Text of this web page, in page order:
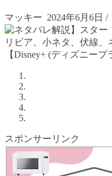
マッキー 2024年6月6日 /
スポンサーリンク